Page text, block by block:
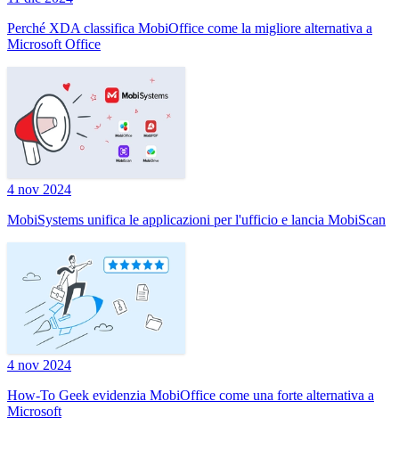
Perché XDA classifica MobiOffice come la migliore alternativa a
Microsoft Office
4 nov 2024
MobiSystems unifica le applicazioni per l'ufficio e lancia MobiScan
4 nov 2024
How-To Geek evidenzia MobiOffice come una forte alternativa a
Microsoft